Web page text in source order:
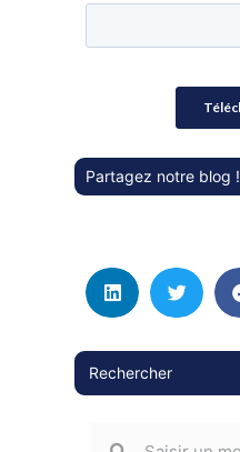
Partagez notre blog !
Rechercher